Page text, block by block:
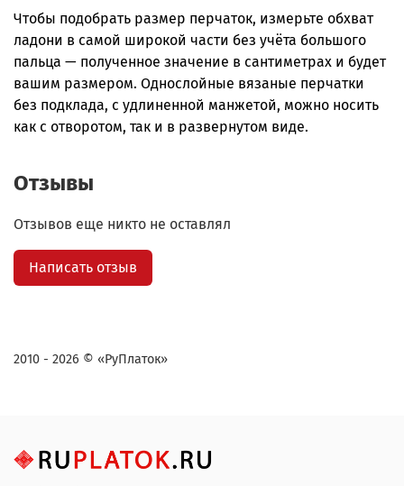
Чтобы подобрать размер перчаток, измерьте обхват
ладони в самой широкой части без учёта большого
пальца — полученное значение в сантиметрах и будет
вашим размером. Однослойные вязаные перчатки
без подклада, с удлиненной манжетой, можно носить
как с отворотом, так и в развернутом виде.
Отзывы
Отзывов еще никто не оставлял
Написать отзыв
2010 - 2026 © «РуПлаток»